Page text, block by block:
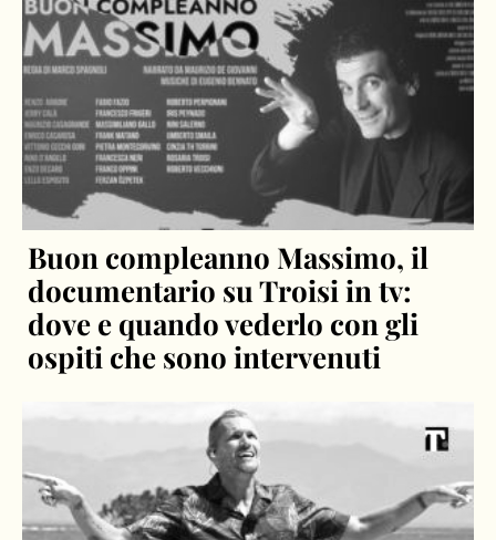
Buon compleanno Massimo, il
documentario su Troisi in tv:
dove e quando vederlo con gli
ospiti che sono intervenuti